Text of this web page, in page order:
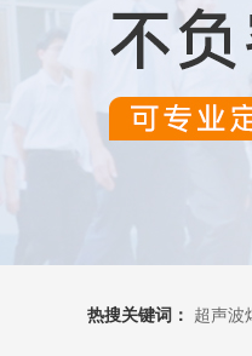
热搜关键词： 超声波